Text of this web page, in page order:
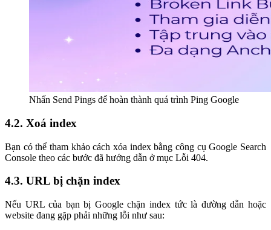
Nhấn Send Pings để hoàn thành quá trình Ping Google
4.2. Xoá index
Bạn có thể tham khảo cách xóa index bằng công cụ Google Search
Console theo các bước đã hướng dẫn ở mục Lỗi 404.
4.3. URL bị chặn index
Nếu URL của bạn bị Google chặn index tức là đường dẫn hoặc
website đang gặp phải những lỗi như sau: